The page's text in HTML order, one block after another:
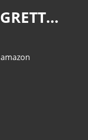
JONATHAN COHEN ALIAS FRANÇOIS SENTINELLE CHANTE EST-CE QUE TU REGRETTES ?
amazon